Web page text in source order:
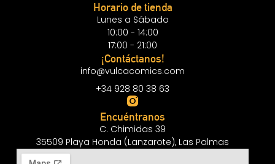
Horario de tienda
Lunes a Sábado
10:00 - 14:00
17:00 - 21:00
¡Contáctanos!
info@vulcacomics.com
+34 928 80 38 63
Encuéntranos
C. Chimidas 39
35509 Playa Honda (Lanzarote), Las Palmas